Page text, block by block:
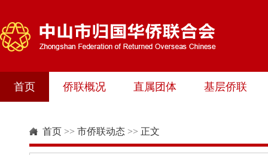
首页 侨联概况 直属团体 基层侨联
首页 >> 市侨联动态 >> 正文